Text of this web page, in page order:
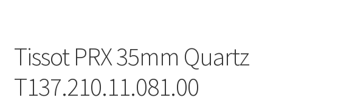
Tissot PRX 35mm Quartz
T137.210.11.081.00